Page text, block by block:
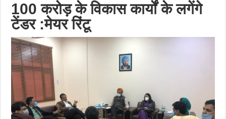
100 करोड़ के विकास कार्यों के लगेंगे
टेंडर :मेयर रिंटू